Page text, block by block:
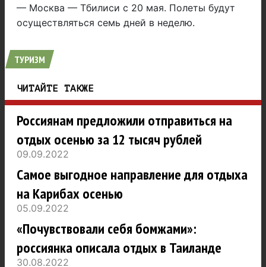
— Москва — Тбилиси с 20 мая. Полеты будут
осуществляться семь дней в неделю.
ТУРИЗМ
ЧИТАЙТЕ ТАКЖЕ
Россиянам предложили отправиться на
отдых осенью за 12 тысяч рублей
09.09.2022
Самое выгодное направление для отдыха
на Карибах осенью
05.09.2022
«Почувствовали себя бомжами»:
россиянка описала отдых в Таиланде
30.08.2022